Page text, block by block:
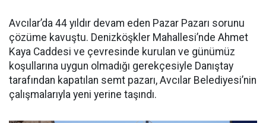
Avcılar’da 44 yıldır devam eden Pazar Pazarı sorunu
çözüme kavuştu. Denizköşkler Mahallesi’nde Ahmet
Kaya Caddesi ve çevresinde kurulan ve günümüz
koşullarına uygun olmadığı gerekçesiyle Danıştay
tarafından kapatılan semt pazarı, Avcılar Belediyesi’nin
çalışmalarıyla yeni yerine taşındı.